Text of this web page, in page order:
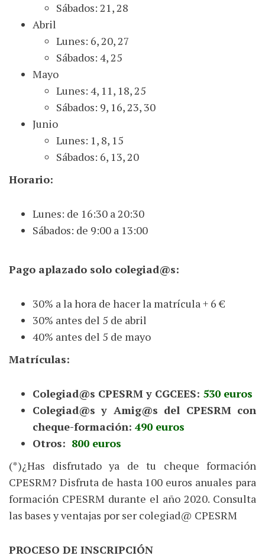
Sábados: 21, 28
Abril
Lunes: 6, 20, 27
Sábados: 4, 25
Mayo
Lunes: 4, 11, 18, 25
Sábados: 9, 16, 23, 30
Junio
Lunes: 1, 8, 15
Sábados: 6, 13, 20
Horario:
Lunes: de 16:30 a 20:30
Sábados: de 9:00 a 13:00
Pago aplazado solo colegiad@s:
30% a la hora de hacer la matrícula + 6 €
30% antes del 5 de abril
40% antes del 5 de mayo
Matrículas:
Colegiad@s CPESRM y CGCEES: 530 euros
Colegiad@s y Amig@s del CPESRM con
cheque-formación: 490 euros
Otros: 800 euros
(*)¿Has disfrutado ya de tu cheque formación
CPESRM? Disfruta de hasta 100 euros anuales para
formación CPESRM durante el año 2020. Consulta
las bases y ventajas por ser colegiad@ CPESRM
PROCESO DE INSCRIPCIÓN